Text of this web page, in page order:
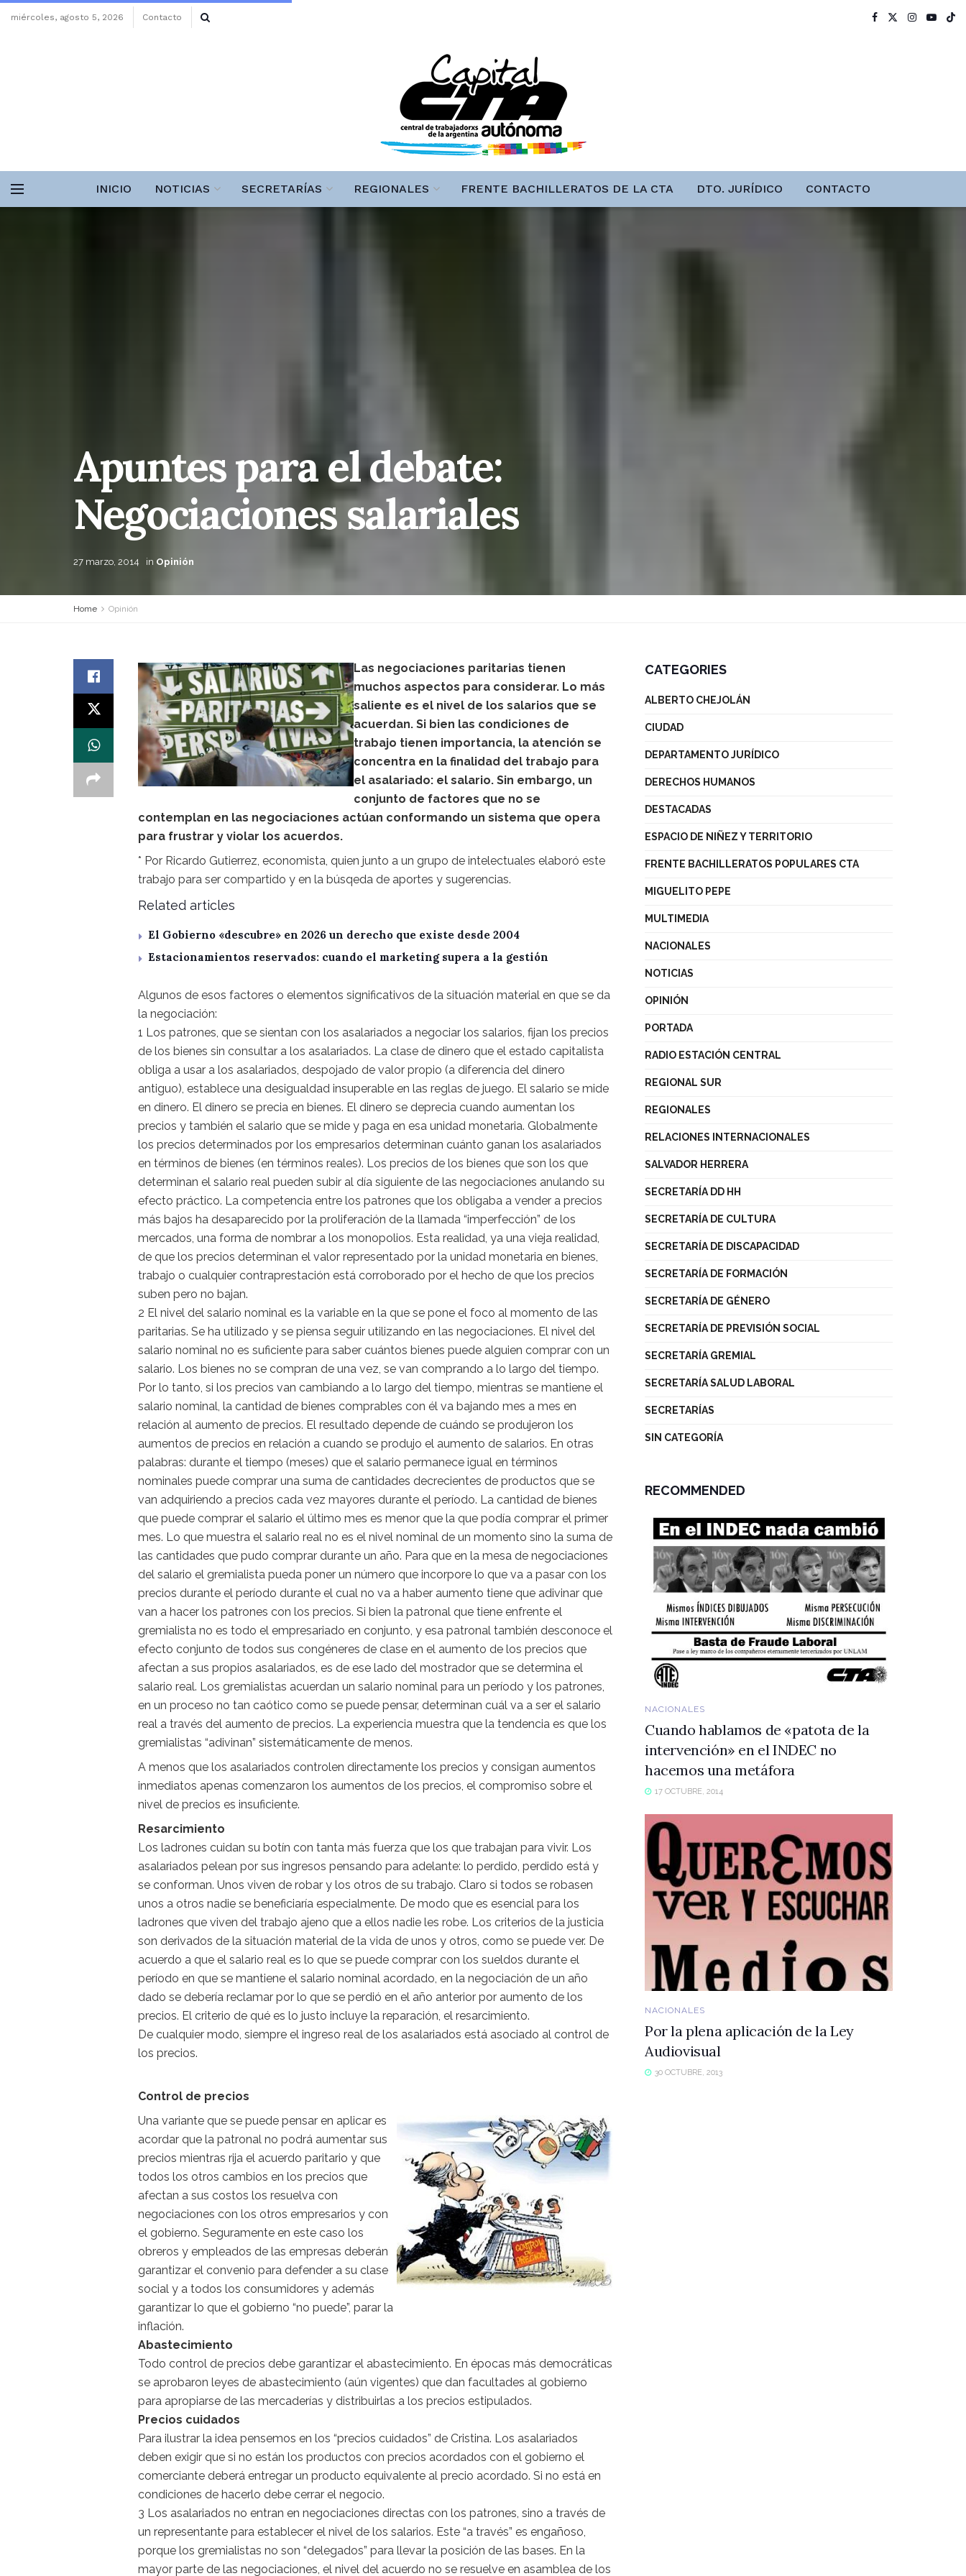
miércoles, agosto 5, 2026 Contacto
INICIO NOTICIAS SECRETARÍAS REGIONALES FRENTE BACHILLERATOS DE LA CTA DTO. JURÍDICO CONTACTO
Apuntes para el debate:
Negociaciones salariales
27 marzo, 2014 in Opinión
Home Opinión
Las negociaciones paritarias tienen
muchos aspectos para considerar. Lo más
saliente es el nivel de los salarios que se
acuerdan. Si bien las condiciones de
trabajo tienen importancia, la atención se
concentra en la finalidad del trabajo para
el asalariado: el salario. Sin embargo, un
conjunto de factores que no se
contemplan en las negociaciones actúan conformando un sistema que opera
para frustrar y violar los acuerdos.
* Por Ricardo Gutierrez, economista, quien junto a un grupo de intelectuales elaboró este
trabajo para ser compartido y en la búsqeda de aportes y sugerencias.
Related articles
El Gobierno «descubre» en 2026 un derecho que existe desde 2004
Estacionamientos reservados: cuando el marketing supera a la gestión
Algunos de esos factores o elementos significativos de la situación material en que se da
la negociación:
1 Los patrones, que se sientan con los asalariados a negociar los salarios, fijan los precios
de los bienes sin consultar a los asalariados. La clase de dinero que el estado capitalista
obliga a usar a los asalariados, despojado de valor propio (a diferencia del dinero
antiguo), establece una desigualdad insuperable en las reglas de juego. El salario se mide
en dinero. El dinero se precia en bienes. El dinero se deprecia cuando aumentan los
precios y también el salario que se mide y paga en esa unidad monetaria. Globalmente
los precios determinados por los empresarios determinan cuánto ganan los asalariados
en términos de bienes (en términos reales). Los precios de los bienes que son los que
determinan el salario real pueden subir al día siguiente de las negociaciones anulando su
efecto práctico. La competencia entre los patrones que los obligaba a vender a precios
más bajos ha desaparecido por la proliferación de la llamada “imperfección” de los
mercados, una forma de nombrar a los monopolios. Esta realidad, ya una vieja realidad,
de que los precios determinan el valor representado por la unidad monetaria en bienes,
trabajo o cualquier contraprestación está corroborado por el hecho de que los precios
suben pero no bajan.
2 El nivel del salario nominal es la variable en la que se pone el foco al momento de las
paritarias. Se ha utilizado y se piensa seguir utilizando en las negociaciones. El nivel del
salario nominal no es suficiente para saber cuántos bienes puede alguien comprar con un
salario. Los bienes no se compran de una vez, se van comprando a lo largo del tiempo.
Por lo tanto, si los precios van cambiando a lo largo del tiempo, mientras se mantiene el
salario nominal, la cantidad de bienes comprables con él va bajando mes a mes en
relación al aumento de precios. El resultado depende de cuándo se produjeron los
aumentos de precios en relación a cuando se produjo el aumento de salarios. En otras
palabras: durante el tiempo (meses) que el salario permanece igual en términos
nominales puede comprar una suma de cantidades decrecientes de productos que se
van adquiriendo a precios cada vez mayores durante el período. La cantidad de bienes
que puede comprar el salario el último mes es menor que la que podía comprar el primer
mes. Lo que muestra el salario real no es el nivel nominal de un momento sino la suma de
las cantidades que pudo comprar durante un año. Para que en la mesa de negociaciones
del salario el gremialista pueda poner un número que incorpore lo que va a pasar con los
precios durante el período durante el cual no va a haber aumento tiene que adivinar que
van a hacer los patrones con los precios. Si bien la patronal que tiene enfrente el
gremialista no es todo el empresariado en conjunto, y esa patronal también desconoce el
efecto conjunto de todos sus congéneres de clase en el aumento de los precios que
afectan a sus propios asalariados, es de ese lado del mostrador que se determina el
salario real. Los gremialistas acuerdan un salario nominal para un período y los patrones,
en un proceso no tan caótico como se puede pensar, determinan cuál va a ser el salario
real a través del aumento de precios. La experiencia muestra que la tendencia es que los
gremialistas “adivinan” sistemáticamente de menos.
A menos que los asalariados controlen directamente los precios y consigan aumentos
inmediatos apenas comenzaron los aumentos de los precios, el compromiso sobre el
nivel de precios es insuficiente.
Resarcimiento
Los ladrones cuidan su botín con tanta más fuerza que los que trabajan para vivir. Los
asalariados pelean por sus ingresos pensando para adelante: lo perdido, perdido está y
se conforman. Unos viven de robar y los otros de su trabajo. Claro si todos se robasen
unos a otros nadie se beneficiaría especialmente. De modo que es esencial para los
ladrones que viven del trabajo ajeno que a ellos nadie les robe. Los criterios de la justicia
son derivados de la situación material de la vida de unos y otros, como se puede ver. De
acuerdo a que el salario real es lo que se puede comprar con los sueldos durante el
período en que se mantiene el salario nominal acordado, en la negociación de un año
dado se debería reclamar por lo que se perdió en el año anterior por aumento de los
precios. El criterio de qué es lo justo incluye la reparación, el resarcimiento.
De cualquier modo, siempre el ingreso real de los asalariados está asociado al control de
los precios.
Control de precios
Una variante que se puede pensar en aplicar es
acordar que la patronal no podrá aumentar sus
precios mientras rija el acuerdo paritario y que
todos los otros cambios en los precios que
afectan a sus costos los resuelva con
negociaciones con los otros empresarios y con
el gobierno. Seguramente en este caso los
obreros y empleados de las empresas deberán
garantizar el convenio para defender a su clase
social y a todos los consumidores y además
garantizar lo que el gobierno “no puede”, parar la
inflación.
Abastecimiento
Todo control de precios debe garantizar el abastecimiento. En épocas más democráticas
se aprobaron leyes de abastecimiento (aún vigentes) que dan facultades al gobierno
para apropiarse de las mercaderías y distribuirlas a los precios estipulados.
Precios cuidados
Para ilustrar la idea pensemos en los “precios cuidados” de Cristina. Los asalariados
deben exigir que si no están los productos con precios acordados con el gobierno el
comerciante deberá entregar un producto equivalente al precio acordado. Si no está en
condiciones de hacerlo debe cerrar el negocio.
3 Los asalariados no entran en negociaciones directas con los patrones, sino a través de
un representante para establecer el nivel de los salarios. Este “a través” es engañoso,
porque los gremialistas no son “delegados” para llevar la posición de las bases. En la
mayor parte de las negociaciones, el nivel del acuerdo no se resuelve en asamblea de los
CATEGORIES
ALBERTO CHEJOLÁN
CIUDAD
DEPARTAMENTO JURÍDICO
DERECHOS HUMANOS
DESTACADAS
ESPACIO DE NIÑEZ Y TERRITORIO
FRENTE BACHILLERATOS POPULARES CTA
MIGUELITO PEPE
MULTIMEDIA
NACIONALES
NOTICIAS
OPINIÓN
PORTADA
RADIO ESTACIÓN CENTRAL
REGIONAL SUR
REGIONALES
RELACIONES INTERNACIONALES
SALVADOR HERRERA
SECRETARÍA DD HH
SECRETARÍA DE CULTURA
SECRETARÍA DE DISCAPACIDAD
SECRETARÍA DE FORMACIÓN
SECRETARÍA DE GÉNERO
SECRETARÍA DE PREVISIÓN SOCIAL
SECRETARÍA GREMIAL
SECRETARÍA SALUD LABORAL
SECRETARÍAS
SIN CATEGORÍA
RECOMMENDED
NACIONALES
Cuando hablamos de «patota de la
intervención» en el INDEC no
hacemos una metáfora
17 OCTUBRE, 2014
NACIONALES
Por la plena aplicación de la Ley
Audiovisual
30 OCTUBRE, 2013